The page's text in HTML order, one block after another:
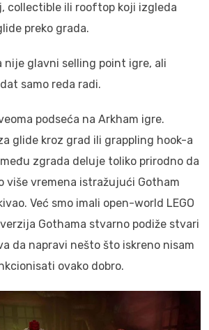
collectible ili rooftop koji izgleda
preko grada.
nije glavni selling point igre, ali
samo reda radi.
podseća na Arkham igre.
glide kroz grad ili grappling hook-a
zgrada deluje toliko prirodno da
više vremena istražujući Gotham
Već smo imali open-world LEGO
Gothama stvarno podiže stvari
da napravi nešto što iskreno nisam
ovako dobro.